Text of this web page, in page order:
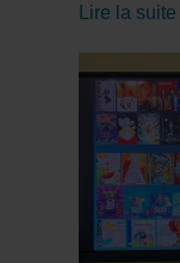
Lire la suite